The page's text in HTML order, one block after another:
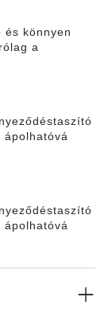
könnyen
a
ápolhatóvá
ápolhatóvá